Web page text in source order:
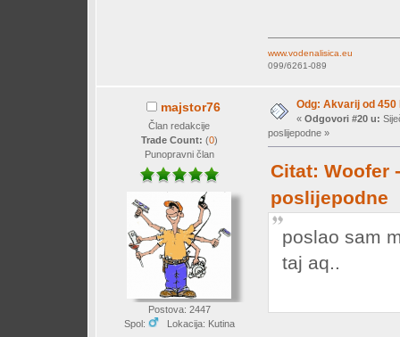
www.vodenalisica.eu
099/6261-089
majstor76
Član redakcije
Trade Count: (0)
Punopravni član
Postova: 2447
Spol:
Lokacija: Kutina
Odg: Akvarij od 450
« Odgovori #20 u:
poslijepodne »
Citat: Woofer
poslijepodne
poslao sam
taj aq..